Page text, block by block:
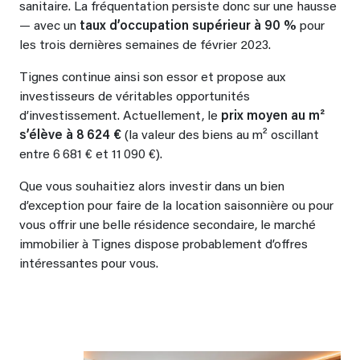
sanitaire. La fréquentation persiste donc sur une hausse
— avec un taux d’occupation supérieur à 90 % pour
les trois dernières semaines de février 2023.
Tignes continue ainsi son essor et propose aux
investisseurs de véritables opportunités
d’investissement. Actuellement, le prix moyen au m²
s’élève à 8 624 € (la valeur des biens au m² oscillant
entre 6 681 € et 11 090 €).
Que vous souhaitiez alors investir dans un bien
d’exception pour faire de la location saisonnière ou pour
vous offrir une belle résidence secondaire, le marché
immobilier à Tignes dispose probablement d’offres
intéressantes pour vous.